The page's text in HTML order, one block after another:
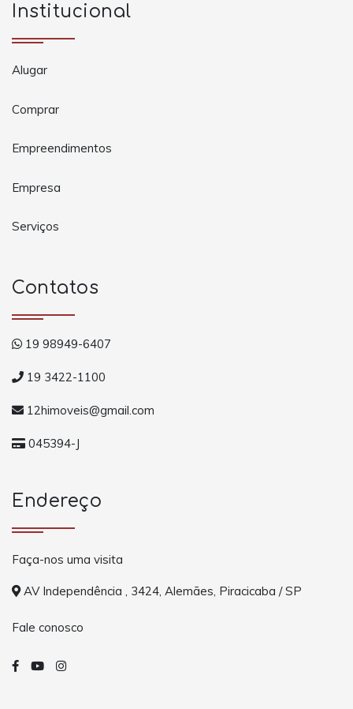
Institucional
Alugar
Comprar
Empreendimentos
Empresa
Serviços
Contatos
19 98949-6407
19 3422-1100
12himoveis@gmail.com
045394-J
Endereço
Faça-nos uma visita
AV Independência , 3424, Alemães, Piracicaba / SP
Fale conosco